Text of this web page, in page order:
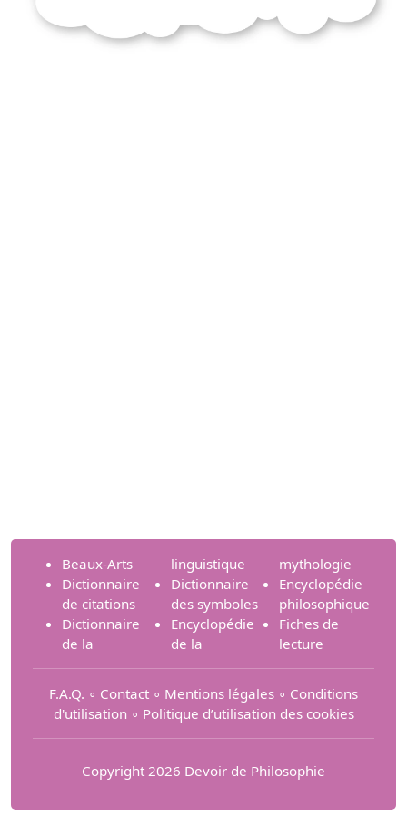
Beaux-Arts
Dictionnaire
de citations
Dictionnaire
de la
linguistique
Dictionnaire
des symboles
Encyclopédie
de la
mythologie
Encyclopédie
philosophique
Fiches de
lecture
F.A.Q. ∘ Contact ∘ Mentions légales ∘ Conditions
d'utilisation ∘ Politique d’utilisation des cookies
Copyright 2026 Devoir de Philosophie